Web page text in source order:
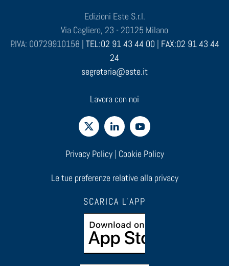
Edizioni Este S.r.l.
Via Cagliero, 23 - 20125 Milano
P.IVA: 00729910158 | TEL:02 91 43 44 00 | FAX:02 91 43 44
24
segreteria@este.it
Lavora con noi
Privacy Policy| Cookie Policy
Le tue preferenze relative alla privacy
SCARICA L'APP